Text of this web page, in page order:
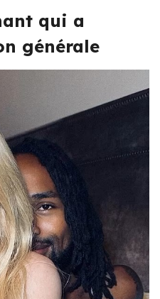
qui a
générale